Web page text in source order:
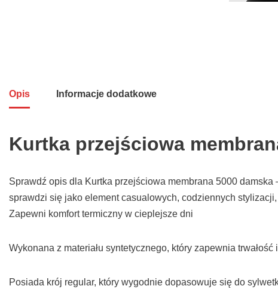
Opis Informacje dodatkowe
Kurtka przejściowa
Sprawdź opis dla Kurtka przejściowa membrana 5000
sprawdzi się jako element casualowych, codziennych
Zapewni komfort termiczny w cieplejsze dni
Wykonana z materiału syntetycznego, który zapewnia trwałość
Posiada krój regular, który wygodnie dopasowuje się do